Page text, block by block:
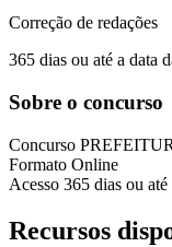
Correção de redações
365 dias ou até a data
Sobre o concurso
Concurso
Formato Online
Acesso 365 dias ou
Recursos